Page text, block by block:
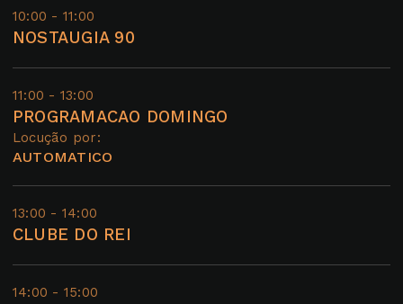
10:00 - 11:00
NOSTAUGIA 90
11:00 - 13:00
PROGRAMACAO DOMINGO
Locução por:
AUTOMATICO
13:00 - 14:00
CLUBE DO REI
14:00 - 15:00